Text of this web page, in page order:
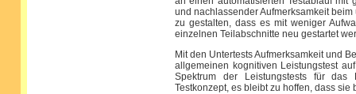
und nachlassender Aufmerksamkeit
zu gestalten, dass es mit weniger
einzelnen Teilabschnitte neu gestartet
Mit den Untertests Aufmerksamkeit und
allgemeinen kognitiven Leistungstest
Spektrum der Leistungstests für das
Testkonzept, es bleibt zu hoffen, dass